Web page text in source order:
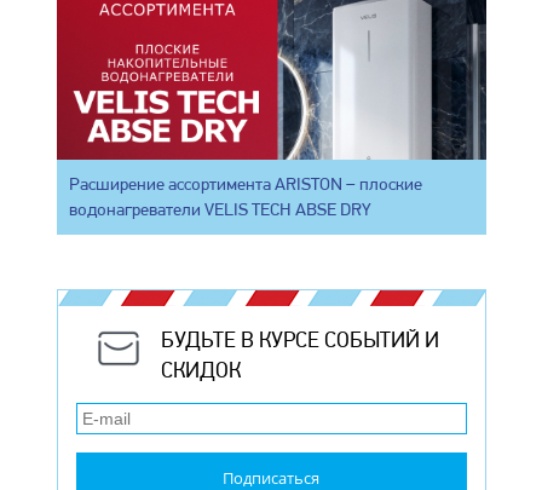
Расширение ассортимента ARISTON – плоские
водонагреватели VELIS TECH ABSE DRY
БУДЬТЕ В КУРСЕ СОБЫТИЙ И
СКИДОК
Подписаться